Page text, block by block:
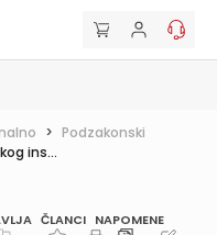
> Podzakonski
ins...
ČLANCI NAPOMENE